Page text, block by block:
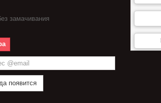
замачивания
появится